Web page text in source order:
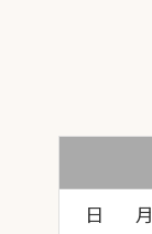
日 月